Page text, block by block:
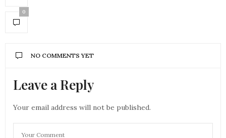
0
NO COMMENTS YET
Leave a Reply
Your email address will not be published.